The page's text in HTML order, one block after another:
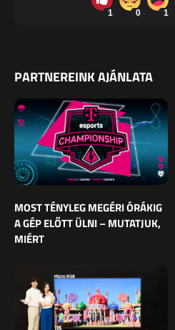
1 0 1
PARTNEREINK AJÁNLATA
MOST TÉNYLEG MEGÉRI ÓRÁKIG
A GÉP ELŐTT ÜLNI – MUTATJUK,
MIÉRT